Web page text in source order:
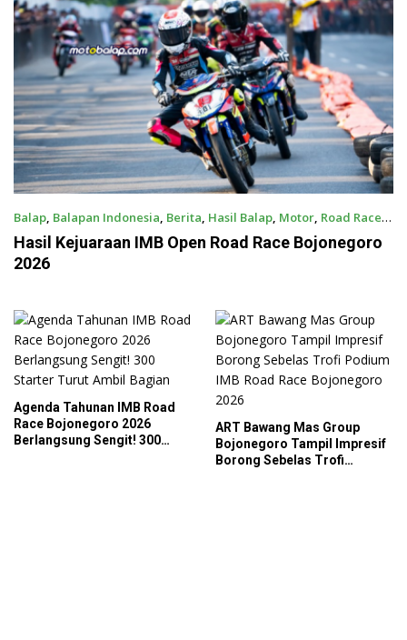
Balap, Balapan Indonesia, Berita, Hasil Balap, Motor, Road Race
August 4, 2026
Hasil Kejuaraan IMB Open Road Race Bojonegoro
2026
Agenda Tahunan IMB Road
Race Bojonegoro 2026
Berlangsung Sengit! 300
ART Bawang Mas Group
Bojonegoro Tampil Impresif
Borong Sebelas Trofi